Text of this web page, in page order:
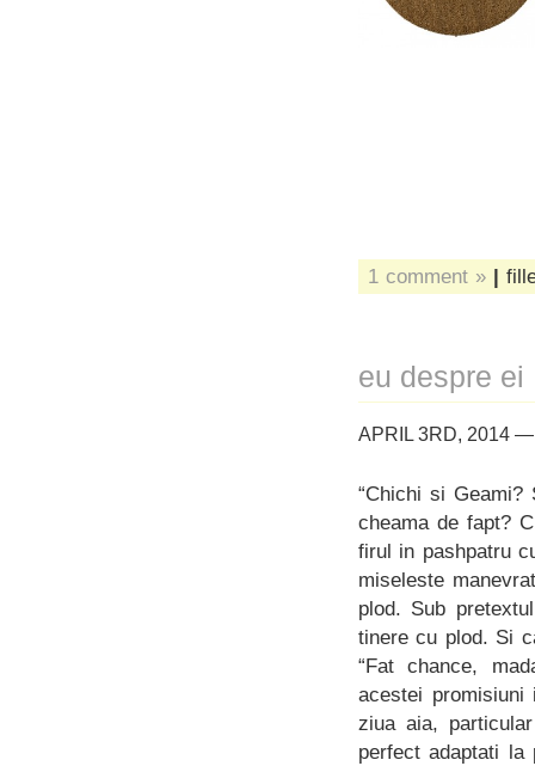
1 comment » |
eu despre ei
APRIL 3RD, 2014
“Chichi si
cheama de fapt?
firul in pashpatru
miseleste
plod. Sub
tinere cu plod. Si
“Fat chance,
acestei
ziua aia,
perfect adaptati la